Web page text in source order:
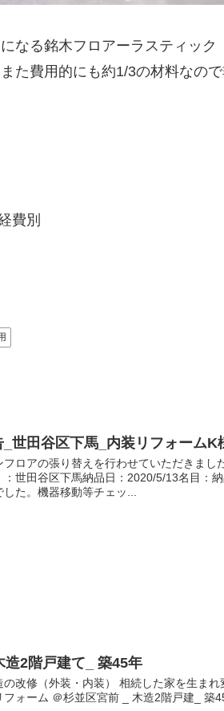
なる銘木フロアーラスティック
た費用的にも約1/3の材料なの
費別
世田谷区下馬_内装リフォームK
ロアの張り替えを行わせていただきまし
：世田谷区下馬納品日：2020/5/13名目：
た。機器移動等チェッ...
造2階戸建て_ 築45年​
の改修（外装・内装） 相続した家を生ま
ォーム ＠杉並区宮前 _ 木造2階戸建_ 築